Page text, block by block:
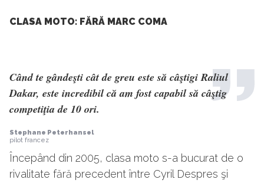
CLASA MOTO: FĂRĂ MARC COMA
Când te gândeşti cât de greu este să câştigi Raliul
Dakar, este incredibil că am fost capabil să câştig
competiţia de 10 ori.
Stephane Peterhansel
pilot francez
Începând din 2005, clasa moto s-a bucurat de o
rivalitate fără precedent între Cyril Despres şi